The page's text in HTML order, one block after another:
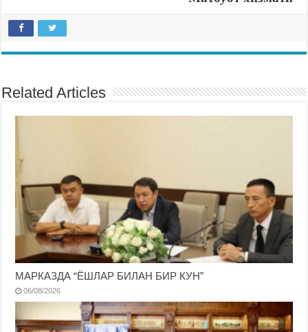
Related Articles
МАРКАЗДА “ЁШЛАР БИЛАН БИР КУН”
06/08/2026